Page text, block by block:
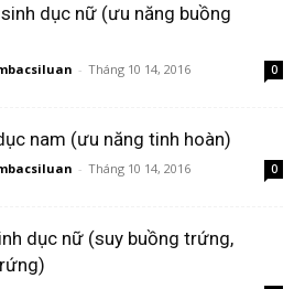
dục nữ (ưu năng buồng
- Tháng 10 14, 2016 0
nam (ưu năng tinh hoàn)
- Tháng 10 14, 2016 0
dục nữ (suy buồng trứng,